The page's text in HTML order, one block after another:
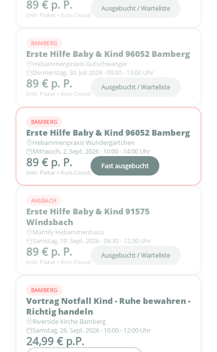
89 € p. P.
(inkl. Plakat + Kurs-Cloud)
Ausgebucht / Warteliste
BAMBERG
Erste Hilfe Baby & Kind 96052 Bamberg
Hebammenpraxis Gutschwanger
Donnerstag, 30. Juli 2026 · 09:00 - 13:00 Uhr
89 € p. P.
(inkl. Plakat + Kurs-Cloud)
Ausgebucht / Warteliste
BAMBERG
Erste Hilfe Baby & Kind 96052 Bamberg
Hebammenpraxis Wundergärtchen
Mittwoch, 2. Sept. 2026 · 10:00 - 14:00 Uhr
89 € p. P.
(inkl. Plakat + Kurs-Cloud)
Fast ausgebucht
ANSBACH
Erste Hilfe Baby & Kind 91575
Windsbach
Mamily Hebammenhaus
Samstag, 19. Sept. 2026 · 08:30 - 12:30 Uhr
89 € p. P.
(inkl. Plakat + Kurs-Cloud)
Ausgebucht / Warteliste
BAMBERG
Vortrag Notfall Kind - Ruhe bewahren -
Richtig handeln
Riverside Kirche Bamberg
Samstag, 26. Sept. 2026 · 10:00 - 12:00 Uhr
24,99 € p.P.